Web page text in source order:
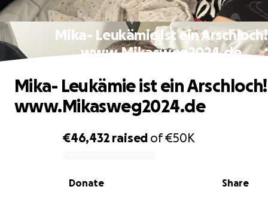
Mika- Leukämie ist ein Arschloch!
www.Mikasweg2024.de
0% complete
€46,432 raised of€50K
Share
Donate
Mika- Leukämie ist ein Arschloch!
www.Mikasweg2024.de